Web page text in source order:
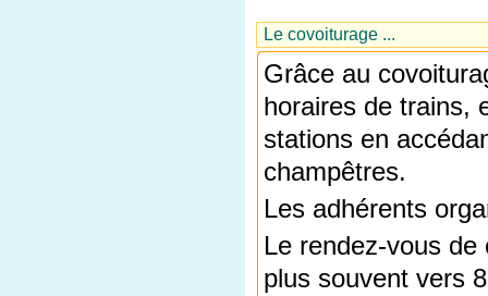
Le covoiturage ...
Grâce au
horaires de trains,
stations en
champêtres.
Les adhérents
Le rendez-vous
plus souvent vers